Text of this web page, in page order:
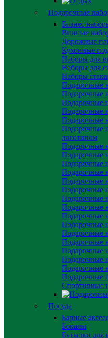
Подарочные
Бизнес
Винные
Дорожные
Кухонные
Наборы для
Наборы для
Наборы
Подарочные
Подарочные
Подарочные
Подарочные
Подарочные
Подарочные
логотипом
Подарочные
Подарочные
Подарочные
Подарочные
Подарочные
Подарочные
Подарочные
Подарочные
Подарочные
Подарочные
Подарочные
Подарочные
Подарочные
Подарочные
Подарочные
Подарочные
Спортивные
Посуда
Барные
Бокалы
Бутылки для